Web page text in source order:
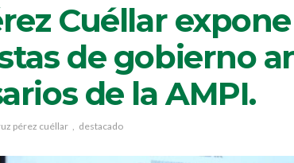
Cuéllar
de gobierno
de la AMPI.
pérez cuéllar destacado